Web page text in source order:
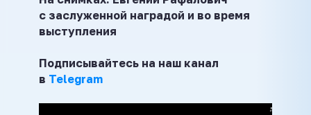
с заслуженной наградой и во время
выступления
Подписывайтесь на наш канал
в Telegram